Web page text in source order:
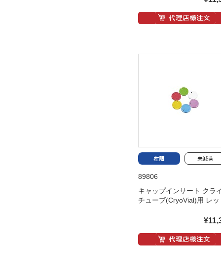
89806
キャップインサート クラ
チューブ(CryoVial)用 レッ